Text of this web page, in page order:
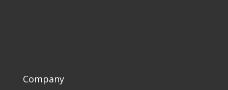
Company